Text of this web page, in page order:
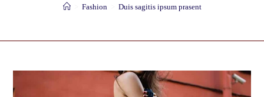
Fashion Duis sagitis ipsum prasent